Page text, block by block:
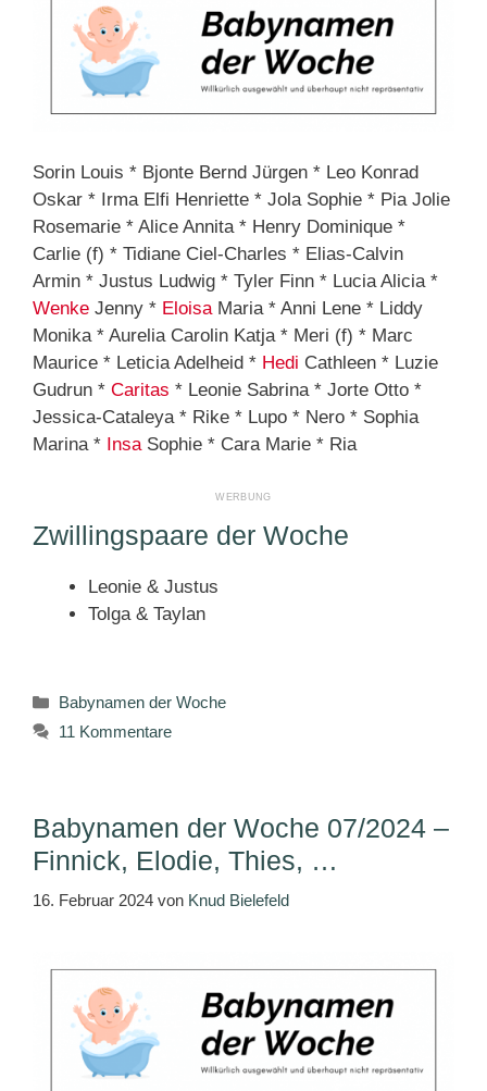
Sorin Louis * Bjonte Bernd Jürgen * Leo Konrad
Oskar * Irma Elfi Henriette * Jola Sophie * Pia Jolie
Rosemarie * Alice Annita * Henry Dominique *
Carlie (f) * Tidiane Ciel-Charles * Elias-Calvin
Armin * Justus Ludwig * Tyler Finn * Lucia Alicia *
Wenke Jenny * EloisaMaria * Anni Lene * Liddy
Monika * Aurelia Carolin Katja * Meri (f) * Marc
Maurice * Leticia Adelheid * Hedi Cathleen * Luzie
Gudrun * Caritas * Leonie Sabrina * Jorte Otto *
Jessica-Cataleya * Rike * Lupo * Nero * Sophia
Marina * InsaSophie * Cara Marie * Ria
Zwillingspaare der Woche
Leonie & Justus
Tolga & Taylan
Kategorien
Babynamen der Woche
11 Kommentare
Babynamen der Woche 07/2024 –
Finnick, Elodie, Thies, …
16. Februar 2024 von Knud Bielefeld